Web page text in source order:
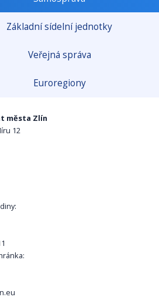
Základní sídelní jednotky
Veřejná správa
Euroregiony
města Zlín
12